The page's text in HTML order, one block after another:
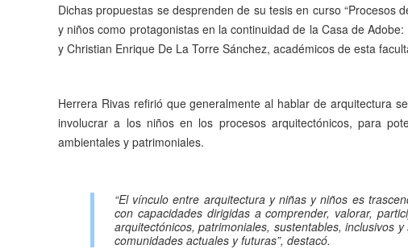
Dichas propuestas se desprenden de su tesis en curso
y niños como protagonistas en la continuidad de la Casa de
y Christian Enrique De La Torre Sánchez, académicos de esta
Herrera Rivas refirió que generalmente al hablar de arquitectura
involucrar a los niños en los procesos arquitectónicos, para
ambientales y patrimoniales.
“El vínculo entre arquitectura y niñas y niños es
con capacidades dirigidas a comprender, valorar,
arquitectónicos, patrimoniales, sustentables, inclusivos
comunidades actuales y futuras”, destacó.